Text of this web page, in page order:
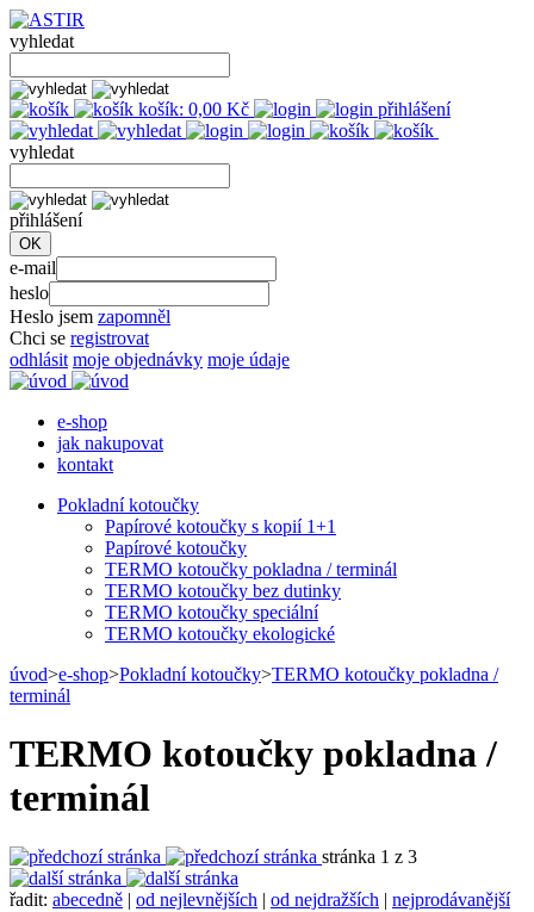
vyhledat
košík: 0,00 Kč přihlášení
vyhledat
přihlášení
e-mail
heslo
Heslo jsem zapomněl
Chci se registrovat
odhlásit moje objednávky moje údaje
e-shop
jak nakupovat
kontakt
Pokladní kotoučky
Papírové kotoučky s kopií 1+1
Papírové kotoučky
TERMO kotoučky pokladna / terminál
TERMO kotoučky bez dutinky
TERMO kotoučky speciální
TERMO kotoučky ekologické
úvod>e-shop>Pokladní kotoučky>TERMO kotoučky pokladna /
terminál
TERMO kotoučky pokladna /
terminál
stránka 1 z 3
řadit: abecedně | od nejlevnějších | od nejdražších | nejprodávanější